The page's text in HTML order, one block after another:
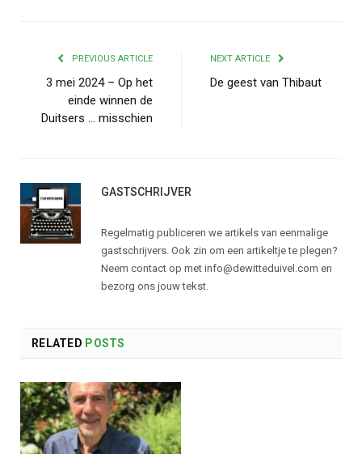
PREVIOUS ARTICLE
3 mei 2024 – Op het
einde winnen de
Duitsers … misschien
NEXT ARTICLE
De geest van Thibaut
GASTSCHRIJVER
Regelmatig publiceren we artikels van eenmalige
gastschrijvers. Ook zin om een artikeltje te plegen?
Neem contact op met info@dewitteduivel.com en
bezorg ons jouw tekst.
RELATED POSTS